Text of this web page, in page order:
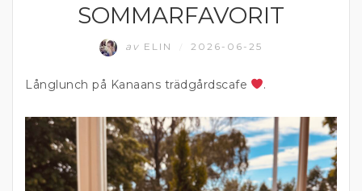
SOMMARFAVORIT
av ELIN 2026-06-25
Långlunch på Kanaans trädgårdscafe .